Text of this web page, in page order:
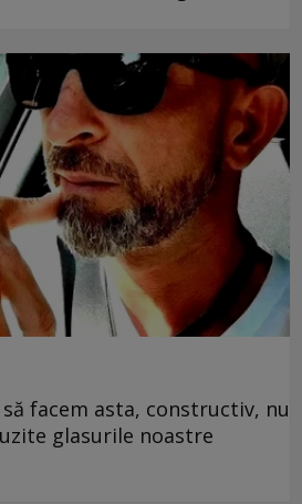
facem asta, constructiv, nu
glasurile noastre